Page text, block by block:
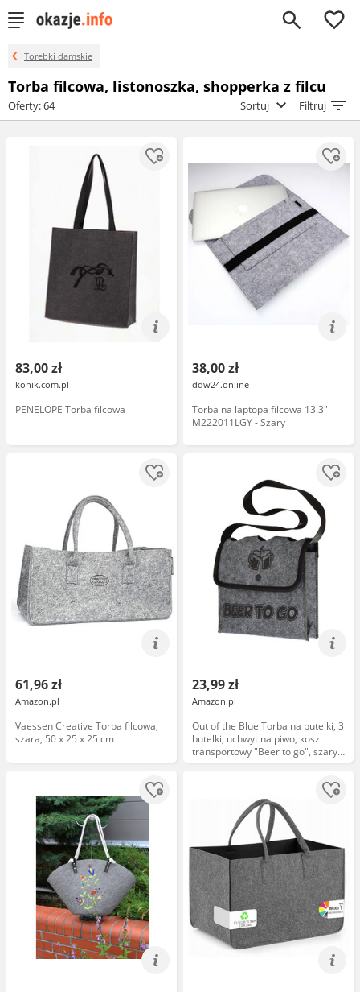
0
Torebki damskie
Torba filcowa, listonoszka, shopperka z filcu
Oferty: 64 Sortuj Filtruj
83,00 zł
konik.com.pl
PENELOPE Torba filcowa
38,00 zł
ddw24.online
Torba na laptopa filcowa 13.3"
M222011LGY - Szary
61,96 zł
Amazon.pl
Vaessen Creative Torba filcowa,
szara, 50 x 25 x 25 cm
23,99 zł
Amazon.pl
Out of the Blue Torba na butelki, 3
butelki, uchwyt na piwo, kosz
transportowy "Beer to go", szary,
18,5 21 7cm, torba filcowa